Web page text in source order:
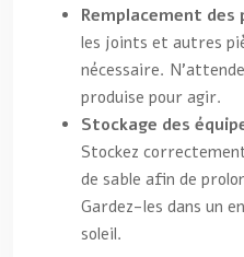
Remplacement des
les joints et autres
nécessaire.
produise pour agir.
Stockage des
Stockez
de sable afin de
Gardez-les dans un
soleil.